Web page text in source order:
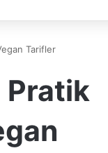
Tarifler
Pratik